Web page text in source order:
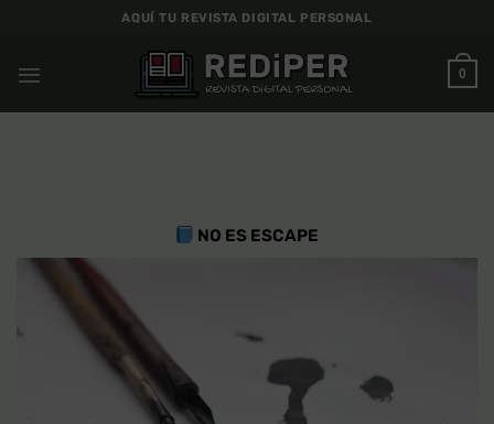
contenido
AQUÍ TU REVISTA DIGITAL PERSONAL
0
NO ES ESCAPE